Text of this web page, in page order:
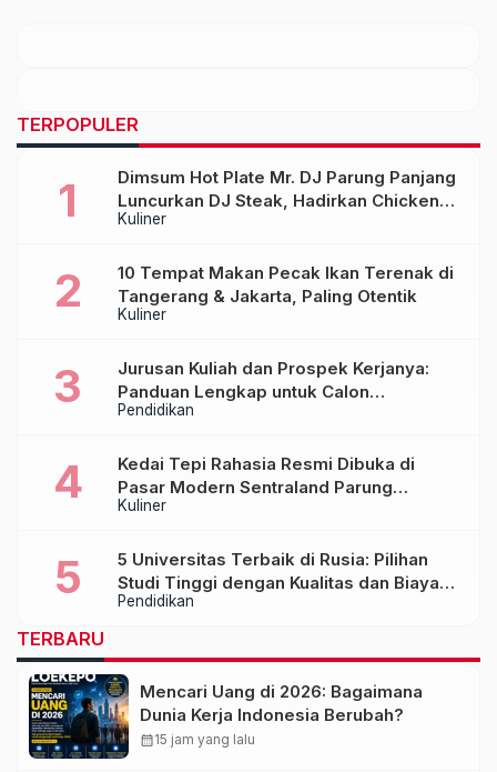
TERPOPULER
Kuliner
Dimsum Hot Plate Mr. DJ Parung Panjang
Luncurkan DJ Steak, Hadirkan Chicken
Steak Orisinal di Atas Hot Plate
Kuliner
10 Tempat Makan Pecak Ikan Terenak di
Tangerang & Jakarta, Paling Otentik
Pendidikan
Jurusan Kuliah dan Prospek Kerjanya:
Panduan Lengkap untuk Calon
Mahasiswa
Kuliner
Kedai Tepi Rahasia Resmi Dibuka di
Pasar Modern Sentraland Parung
Panjang, Hadirkan Sambal Rempah
Pendidikan
5 Universitas Terbaik di Rusia: Pilihan
Studi Tinggi dengan Kualitas dan Biaya
Terjangkau
TERBARU
Mencari Uang di 2026: Bagaimana
Dunia Kerja Indonesia Berubah?
calendar_month15 jam yang lalu